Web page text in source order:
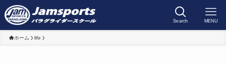
Search MENU
ホーム life